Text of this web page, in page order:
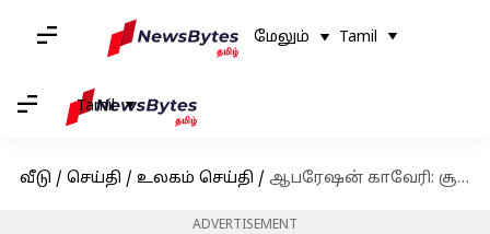
மேலும் Tamil
Tamil
வீடு / செய்தி / உலகம் செய்தி / ஆபரேஷன் காவேரி: சூடானில் இருந்து 278 இந்தியர்கள் மீட்பு
ADVERTISEMENT